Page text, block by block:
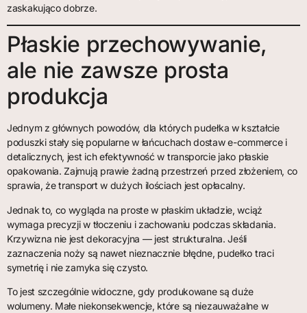
zaskakująco dobrze.
Płaskie przechowywanie,
ale nie zawsze prosta
produkcja
Jednym z głównych powodów, dla których pudełka w kształcie
poduszki stały się popularne w łańcuchach dostaw e-commerce i
detalicznych, jest ich efektywność w transporcie jako płaskie
opakowania. Zajmują prawie żadną przestrzeń przed złożeniem, co
sprawia, że transport w dużych ilościach jest opłacalny.
Jednak to, co wygląda na proste w płaskim układzie, wciąż
wymaga precyzji w tłoczeniu i zachowaniu podczas składania.
Krzywizna nie jest dekoracyjna — jest strukturalna. Jeśli
zaznaczenia noży są nawet nieznacznie błędne, pudełko traci
symetrię i nie zamyka się czysto.
To jest szczególnie widoczne, gdy produkowane są duże
wolumeny. Małe niekonsekwencje, które są niezauważalne w